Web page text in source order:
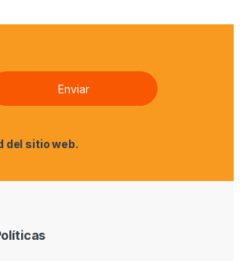
del sitio web.